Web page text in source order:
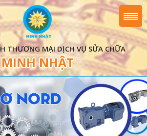
THƯƠNG MẠI DỊCH VỤ SỬA CHỮA
MINH NHẬT